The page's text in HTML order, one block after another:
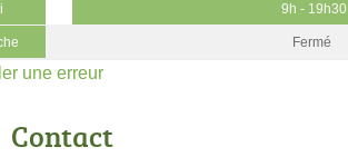
9h - 19h30
Fermé
une erreur
Contact